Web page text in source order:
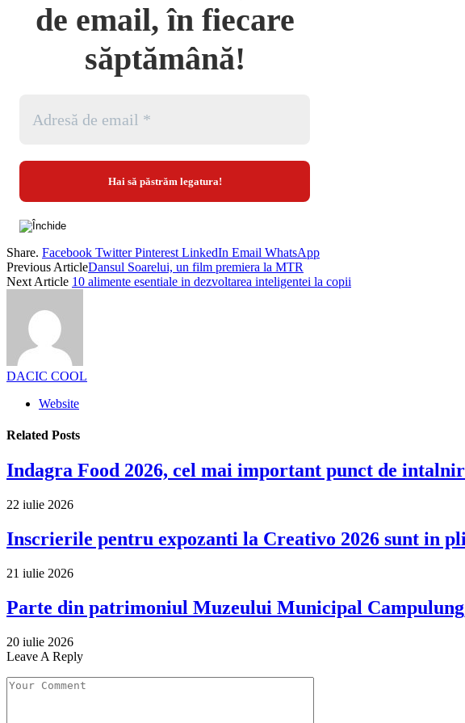
de email, în fiecare
săptămână!
Share. Facebook Twitter Pinterest LinkedIn Email WhatsApp
Previous ArticleDansul Soarelui, un film premiera la MTR
Next Article 10 alimente esentiale in dezvoltarea inteligentei la copii
DACIC COOL
Website
Related Posts
Indagra Food 2026, cel mai important punct de
22 iulie 2026
Inscrierile pentru expozanti la Creativo 2026 sunt in
21 iulie 2026
Parte din patrimoniul Muzeului Municipal
20 iulie 2026
Leave A Reply